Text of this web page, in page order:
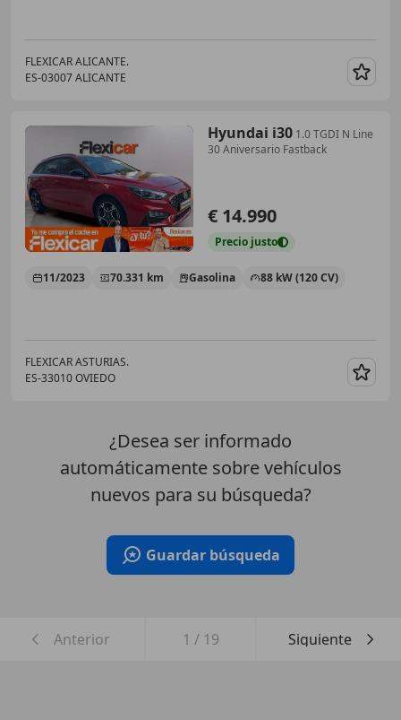
FLEXICAR ALICANTE.
ES-03007 ALICANTE
Hyundai i30 1.0 TGDI N Line
30 Aniversario Fastback
€ 14.990
Precio justo
11/2023 70.331 km Gasolina 88 kW (120 CV)
FLEXICAR ASTURIAS.
ES-33010 OVIEDO
¿Desea ser informado
automáticamente sobre vehículos
nuevos para su búsqueda?
Guardar búsqueda
Anterior 1 / 19 Siguiente